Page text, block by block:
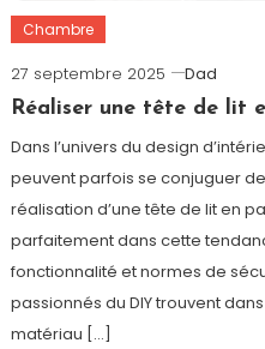
Chambre
27 septembre 2025
Dad
Réaliser une tête de lit
Dans l’univers du design
peuvent parfois se conjuguer
réalisation d’une tête de lit en
parfaitement dans cette
fonctionnalité et normes de
passionnés du DIY trouvent
matériau […]